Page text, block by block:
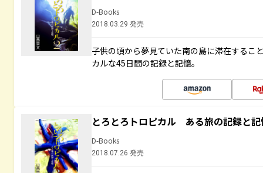
D-Books
2018.03.29 発売
子供の頃から夢見ていた南の島に滞在するこ
カルな45日間の記録と記憶。
とろとろトロピカル ある旅の記録と
D-Books
2018.07.26 発売